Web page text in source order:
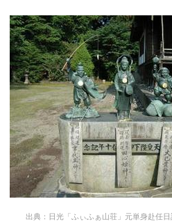
出典：日光「ふぃふぁ山荘」元単身赴任